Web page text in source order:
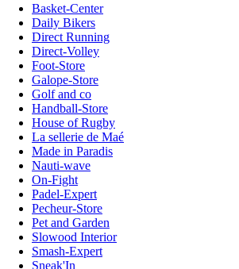
Basket-Center
Daily Bikers
Direct Running
Direct-Volley
Foot-Store
Galope-Store
Golf and co
Handball-Store
House of Rugby
La sellerie de Maé
Made in Paradis
Nauti-wave
On-Fight
Padel-Expert
Pecheur-Store
Pet and Garden
Slowood Interior
Smash-Expert
Sneak'In